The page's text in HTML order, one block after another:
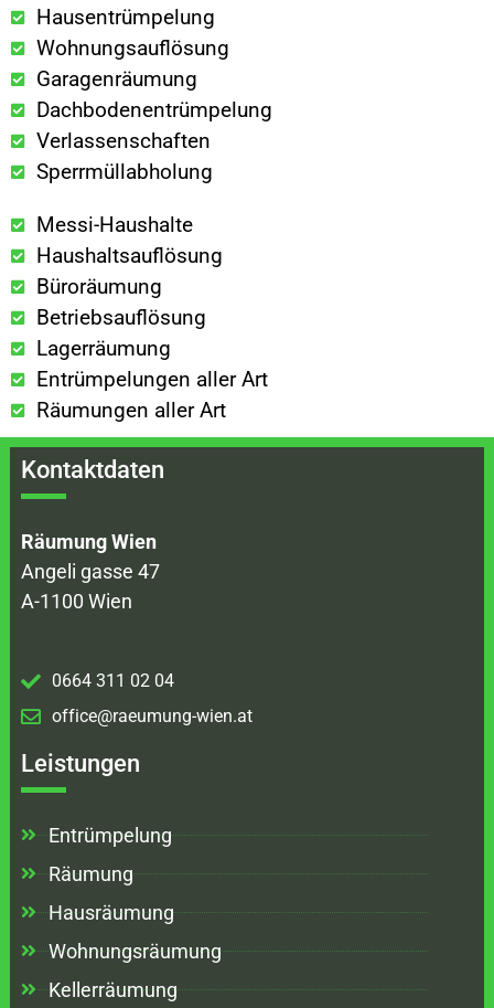
Hausentrümpelung
Wohnungsauflösung
Garagenräumung
Dachbodenentrümpelung
Verlassenschaften
Sperrmüllabholung
Messi-Haushalte
Haushaltsauflösung
Büroräumung
Betriebsauflösung
Lagerräumung
Entrümpelungen aller Art
Räumungen aller Art
Kontaktdaten
Räumung Wien
Angeli gasse 47
A-1100 Wien
0664 311 02 04
office@raeumung-wien.at
Leistungen
Entrümpelung
Räumung
Hausräumung
Wohnungsräumung
Kellerräumung